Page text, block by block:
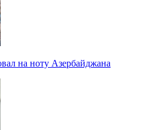
на ноту Азербайджана